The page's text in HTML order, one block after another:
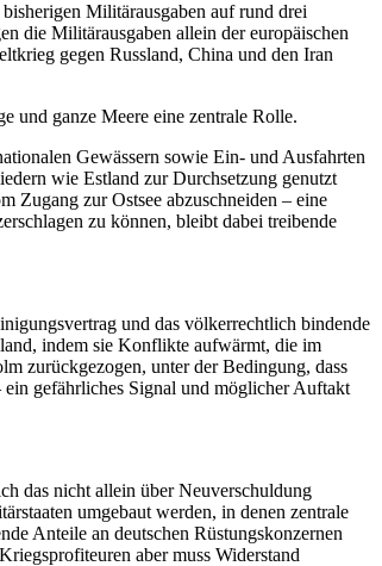
Militärausgaben auf rund drei
die Militärausgaben allein der europäischen
gegen Russland, China und den Iran
und ganze Meere eine zentrale Rolle.
Gewässern sowie Ein- und Ausfahrten
wie Estland zur Durchsetzung genutzt
Zugang zur Ostsee abzuschneiden – eine
zu können, bleibt dabei treibende
und das völkerrechtlich bindende
indem sie Konflikte aufwärmt, die im
zurückgezogen, unter der Bedingung, dass
gefährliches Signal und möglicher Auftakt
das nicht allein über Neuverschuldung
umgebaut werden, in denen zentrale
Anteile an deutschen Rüstungskonzernen
aber muss Widerstand